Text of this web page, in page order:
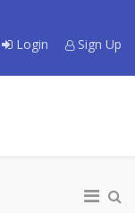
Login
Sign Up